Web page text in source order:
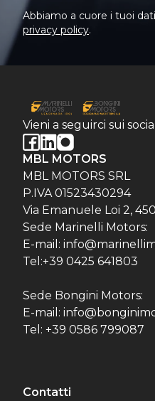
Abbiamo a cuore i tuoi
privacy policy.
Vieni a seguirci sui
MBL MOTORS
MBL MOTORS SRL
P.IVA 01523430294
Via Emanuele Loi 2,
Sede Marinelli Motors:
E-mail:
Tel:+39 0425 641803
Sede Bongini Motors:
E-mail:
Tel: +39 0586 799087
Contatti